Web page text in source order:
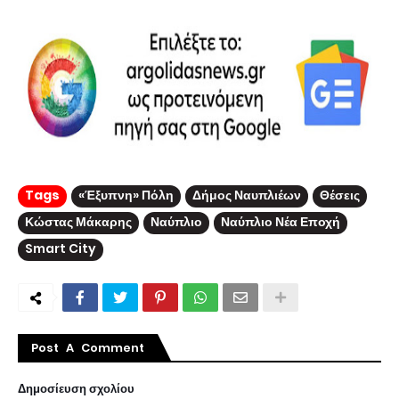
Tags «Έξυπνη» Πόλη Δήμος Ναυπλιέων
Θέσεις
Κώστας Μάκαρης
Ναύπλιο
Ναύπλιο Νέα Εποχή
Smart City
Post A Comment
Δημοσίευση σχολίου